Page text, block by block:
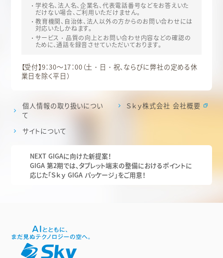
学校名、法人名、企業名、代表電話番号などをお答えいた
だけない場合、ご利用いただけません。
教育機関、自治体、法人以外の方からのお問い合わせには
対応いたしかねます。
サービス・品質の向上とお問い合わせ内容などの確認の
ために、通話を録音させていただいております。
【受付】9：30～17：00（土・日・祝、ならびに弊社の定める休
業日を除く平日）
個人情報の取り扱いについ
て
サイトについて
Ｓｋｙ株式会社 会社概要
NEXT GIGAに向けた新提案！
GIGA 第2期では、タブレット端末の整備におけるポイントに
応じた「Ｓｋｙ GIGA パッケージ」をご用意！